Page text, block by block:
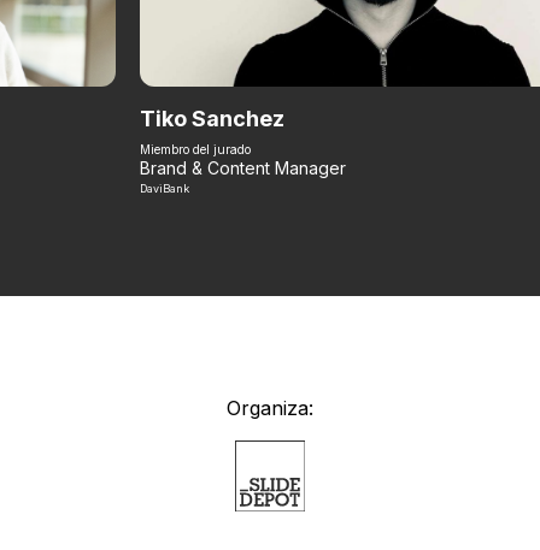
Tiko Sanchez
Miembro del jurado
Brand & Content Manager
DaviBank
Organiza: